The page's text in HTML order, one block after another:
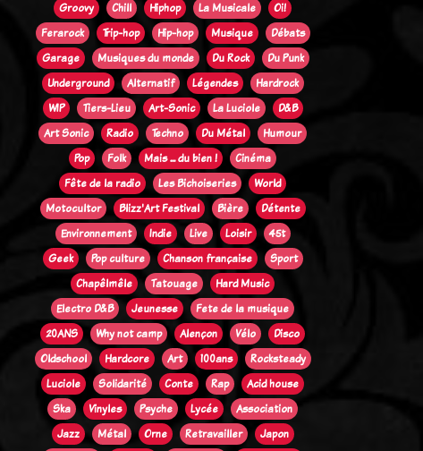
Groovy
Chill Hiphop La Musicale
Oi!
Ferarock
Trip-hop Hip-hop Musique
Débats
Garage
Musiques du monde Du Rock
Du Punk
Underground
Alternatif Légendes
Hardrock
WIP
Tiers-Lieu Art-Sonic La Luciole
D&B
Art Sonic
Radio Techno Du Métal
Humour
Pop
Folk Mais ... du bien !
Cinéma
Fête de la radio
Les Bichoiseries
World
Motocultor
Blizz'Art Festival Bière
Détente
Environnement
Indie Live Loisir
45t
Geek
Pop culture Chanson française
Sport
Chapêlmêle
Tatouage
Hard Music
Electro D&B
Jeunesse
Fete de la musique
20ANS
Why not camp Alençon Vélo
Disco
Oldschool
Hardcore Art 100ans
Rocksteady
Luciole
Solidarité Conte Rap
Acid house
Ska
Vinyles Psyche Lycée
Association
Jazz
Métal Orne Retravailler
Japon